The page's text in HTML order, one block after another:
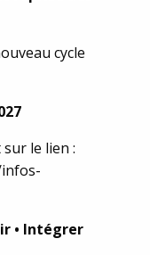
cycle
le lien :
• Intégrer